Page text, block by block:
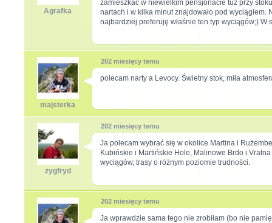
Agrafka
zamieszkać w niewielkim pensjonacie tuż przy
nartach i w kilka minut znajdowało pod wyciągiem.
najbardziej preferuję właśnie ten typ wyciągów;) W
majsterka
202 miesięcy temu
polecam narty a Levocy. Świetny stok, miła
zygfryd
202 miesięcy temu
Ja polecam wybrać się w okolice Martina i
Kubińskie i Martińskie Hole, Malinowe Brdo i
wyciągów, trasy o różnym poziomie trudności.
202 miesięcy temu
Ja wprawdzie sama tego nie zrobiłam (bo nie